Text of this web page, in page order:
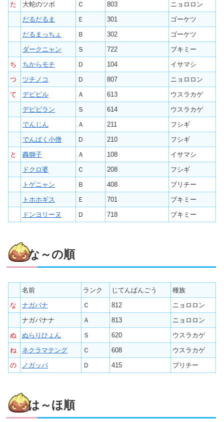
た
大蛇のツボ Ｃ 803
ニョロロン
だるだるま
Ｅ 301
ゴーケツ
だるまっちょ
Ｂ 302
ゴーケツ
ダークニャン
Ｓ 722
ブキミー
ち
ちからモチ Ｄ 104
イサマシ
つ
ツチノコ Ｄ 807
ニョロロン
て
デビビル Ａ 613
ウスラカゲ
デビビラン
Ｓ 614
ウスラカゲ
でんじん
Ａ 211
フシギ
でんぱく小僧
Ｄ 210
フシギ
と
轟獅子 Ａ 108
イサマシ
ドクロ婆
Ｃ 208
フシギ
トゲニャン
Ｂ 408
プリチー
トホホギス
Ｅ 701
ブキミー
ドンヨリーヌ
Ｄ 718 ブキミー
な～の順
名前 ランク じてんばんごう
種族
な
ナガバナ Ｃ 812
ニョロロン
ナガバナナ
Ａ 813
ニョロロン
ぬ
ぬらりひょん Ｓ 620
ウスラカゲ
ね
ネクラマテング Ｃ 608
ウスラカゲ
の
ノガッパ Ｄ 415 プリチー
は～ほ順